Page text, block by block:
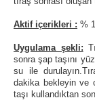
Aktif içerikleri : %
Uygulama şekli:
sonra şap taşını
su ile
dakika bekleyin ve
taşı kullandıktan